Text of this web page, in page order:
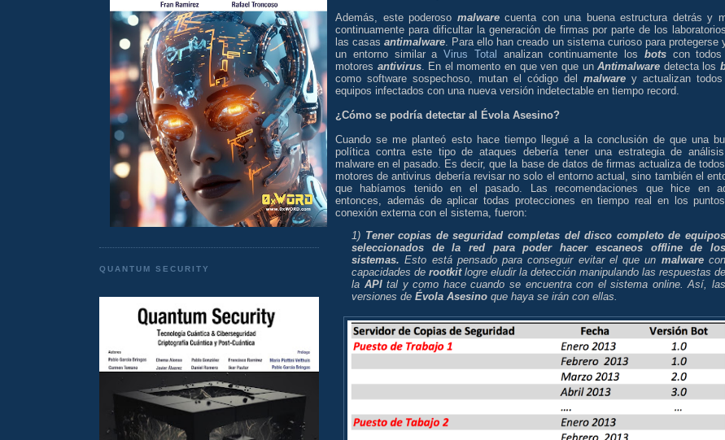
QUANTUM SECURITY
Además, este poderoso malwarecuenta con una buena estructura detrás y
continuamente para dificultar la generación de firmas por parte de los
las casasantimalware . Para ello han creado un sistema curioso para protegerse
un entorno similar a Virus Total analizan continuamente los botscon todos
motores antivirus. En el momento en que ven que unAntimalware detecta los
como software sospechoso, mutan el código del malware y actualizan
equipos infectados con una nueva versión indetectable en tiempo record.
¿Cómo se podría detectar al Évola Asesino?
Cuando se me planteó esto hace tiempo llegué a la conclusión de que una
política contra este tipo de ataques debería tener una estrategia de
malware en el pasado. Es decir, que la base de datos de firmas actualiza de
motores de antivirus debería revisar no solo el entorno actual, sino también el
que habíamos tenido en el pasado. Las recomendaciones que hice en
entonces, además de aplicar todas protecciones en tiempo real en los
conexión externa con el sistema, fueron:
1) Tener copias de seguridad completas del disco completo de equipos
seleccionados de la red para poder hacer escaneos offline de los
sistemas. Esto está pensado para conseguir evitar el que un malwarecon
capacidades de rootkitlogre eludir la detección manipulando las respuestas de
la APItal y como hace cuando se encuentra con el sistema online. Así, las
versiones de Évola Asesino que haya se irán con ellas.